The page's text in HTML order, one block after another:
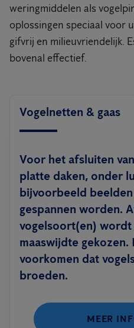
weringmiddelen als
oplossingen speciaal voor
gifvrij en milieuvriendelijk.
bovenal effectief.
Vogelnetten & gaas
Voor het afsluiten
platte daken, onder
bijvoorbeeld
gespannen worden.
vogelsoort(en) wordt
maaswijdte
voorkomen dat
broeden.
MEER